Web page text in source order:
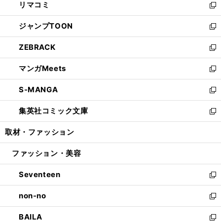
で
開
く
ド
ウ
で
開
く
ィ
ン
ド
ウ
で
開
く
い
ウ
ィ
ン
ド
ウ
で
開
く
リマコミ
新
し
い
ウ
ィ
ン
ド
ウ
で
開
く
ジャンプTOON
新
し
い
ウ
ィ
ン
ド
ウ
で
開
ZEBRACK
新
し
い
ウ
ィ
ン
ド
ウ
開
マンガMeets
新
し
い
ウ
ィ
ン
ウ
開
く
S-MANGA
新
し
い
ウ
ン
ウ
で
開
く
集英社コミック文庫
新
し
ウ
ン
ド
ウ
で
開
く
取材・ファッション
ファッション・美容
Seventeen
新
し
い
ウ
ィ
non-no
新
し
い
BAILA
新